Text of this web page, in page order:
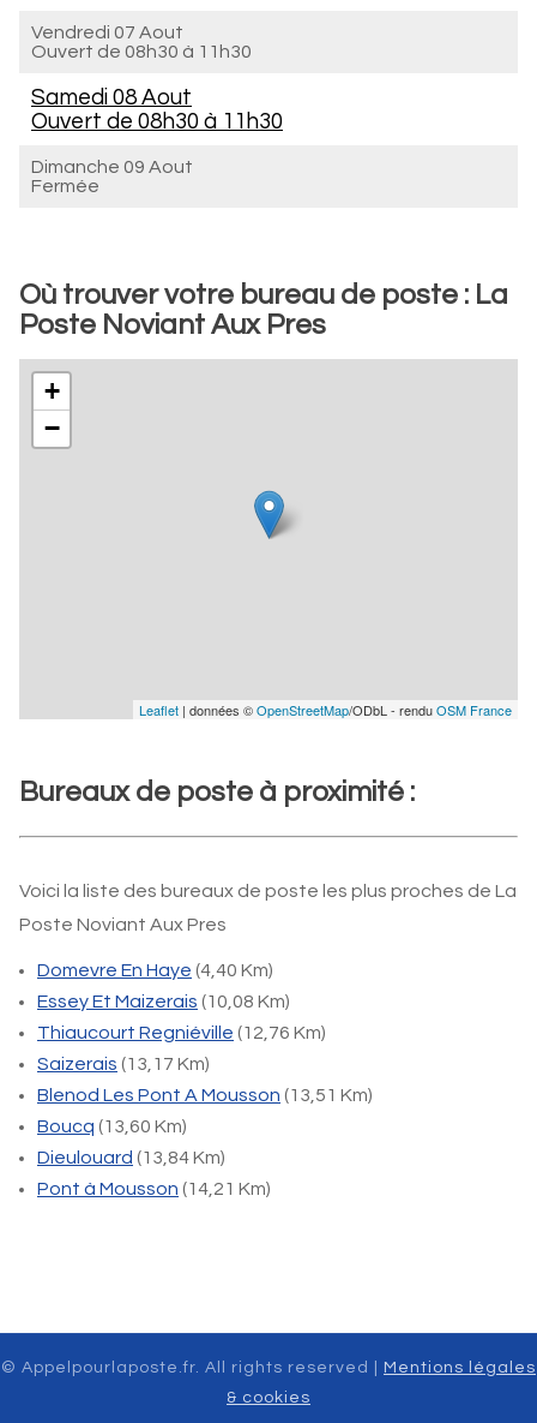
Vendredi 07 Aout
Ouvert de 08h30 à 11h30
Samedi 08 Aout
Ouvert de 08h30 à 11h30
Dimanche 09 Aout
Fermée
Où trouver votre bureau de poste : La
Poste Noviant Aux Pres
+
−
Leaflet | données ©OpenStreetMap/ODbL - renduOSM France
Bureaux de poste à proximité :
Voici la liste des bureaux de poste les plus proches de La
Poste Noviant Aux Pres
Domevre En Haye (4,40 Km)
Essey Et Maizerais (10,08 Km)
Thiaucourt Regniéville (12,76 Km)
Saizerais (13,17 Km)
Blenod Les Pont A Mousson (13,51 Km)
Boucq (13,60 Km)
Dieulouard (13,84 Km)
Pont à Mousson (14,21 Km)
© Appelpourlaposte.fr. All rights reserved |
Mentions légales
& cookies